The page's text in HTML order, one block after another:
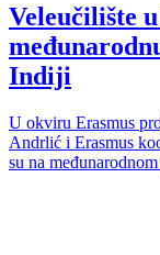
Veleučilište
Indiji
U okviru Erasmus
Andrlić i Erasmus
su na